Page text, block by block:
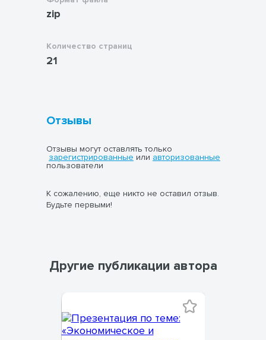
компетенций.
Общее количество слайдов: 21.
zip
Количество страниц
21
Отзывы
Отзывы могут оставлять только
зарегистрированные или авторизованные
пользователи
К сожалению, еще никто не оставил отзыв.
Будьте первыми!
Другие публикации автора